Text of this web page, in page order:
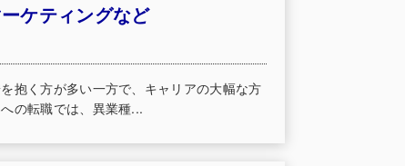
ケティングなど
抱く方が多い一方で、キャリアの大幅な方
の転職では、異業種...